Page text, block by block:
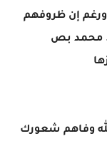
ورغم إن ظروفهم
محمد بص
وفاهم شعورك